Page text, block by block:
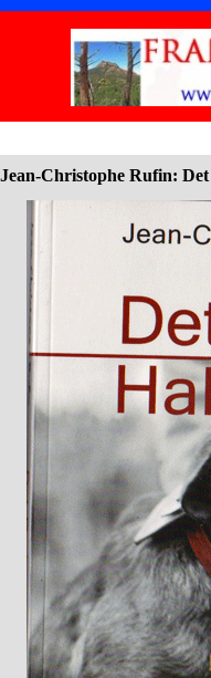
Aller au contenu
Jean-Christophe Rufin: